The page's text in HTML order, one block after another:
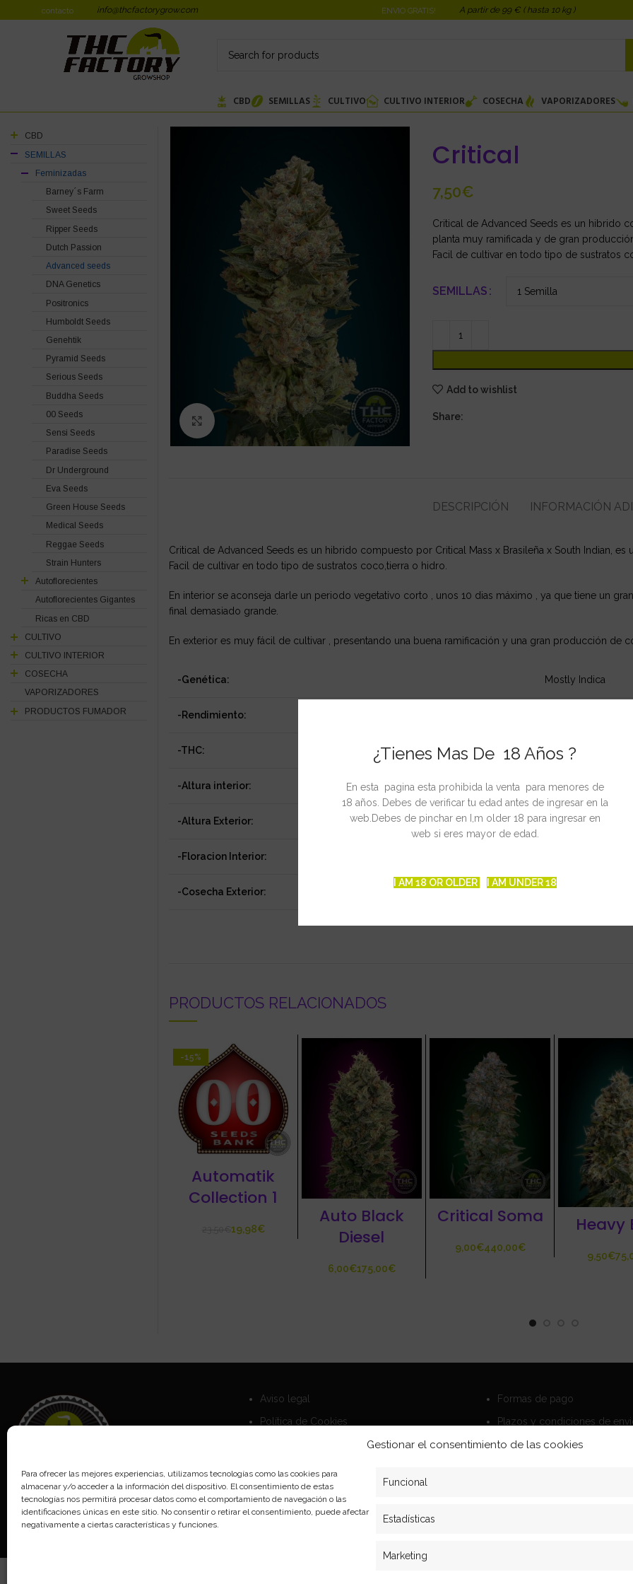
¿Tienes Mas De 18 Años ?
En esta pagina esta prohibida la venta para menores de
18 años. Debes de verificar tu edad antes de ingresar en la
web.Debes de pinchar en I,m older 18 para ingresar en
web si eres mayor de edad.
I AM 18 OR OLDER I AM UNDER 18
Gestionar el consentimiento de las cookies
Para ofrecer las mejores experiencias, utilizamos tecnologías como las cookies para
almacenar y/o acceder a la información del dispositivo. El consentimiento de estas
tecnologías nos permitirá procesar datos como el comportamiento de navegación o las
identificaciones únicas en este sitio. No consentir o retirar el consentimiento, puede afectar
negativamente a ciertas características y funciones.
Funcional
Estadísticas
Marketing
contacto info@thcfactorygrow.com ENVIO GRATIS! A partir de 99 € ( hasta 10 kg )
CBD SEMILLAS CULTIVO CULTIVO INTERIOR COSECHA VAPORIZADORES
Click to enlarge
Critical
€
Critical de Advanced Seeds es un hibrido
planta muy ramificada y de gran
Facil de cultivar en todo tipo de sustratos
SEMILLAS
Add to wishlist
Share:
DESCRIPCIÓN INFORMACIÓN
Critical de Advanced Seeds es un hibrido compuesto por Critical Mass x Brasileña x South Indian,
Facil de cultivar en todo tipo de sustratos coco,tierra o hidro.
En interior se aconseja darle un periodo vegetativo corto , unos 10 dias máximo , ya que tiene un
final demasiado grande.
En exterior es muy fácil de cultivar , presentando una buena ramificación y una gran producción de
-Genética: Mostly Indica
-Rendimiento:
-THC: 16%
-Altura interior: 60 – 90 cm.
-Altura Exterior: 2 – 3 m.
-Floracion Interior:
-Cosecha Exterior: Principios de
PRODUCTOS RELACIONADOS
-15%
Automatik
Collection 1
19,98€
Auto Black
Diesel
€ €
Critical Soma
€ €
Heavy
€
CBD
SEMILLAS
Feminizadas
Barney´s Farm
Sweet Seeds
Ripper Seeds
Dutch Passion
Advanced seeds
DNA Genetics
Positronics
Humboldt Seeds
Genehtik
Pyramid Seeds
Serious Seeds
Buddha Seeds
00 Seeds
Sensi Seeds
Paradise Seeds
Dr Underground
Eva Seeds
Green House Seeds
Medical Seeds
Reggae Seeds
Strain Hunters
Autoflorecientes
Autoflorecientes Gigantes
Ricas en CBD
CULTIVO
CULTIVO INTERIOR
COSECHA
VAPORIZADORES
PRODUCTOS FUMADOR
Aviso legal
Política de Cookies
Formas de pago
Plazos y condiciones de
Politica de devoluciones